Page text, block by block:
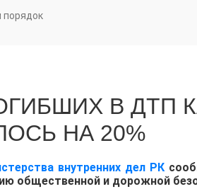
порядок
В ДТП
НА 20%
внутренних дел РК
общественной и дорожной